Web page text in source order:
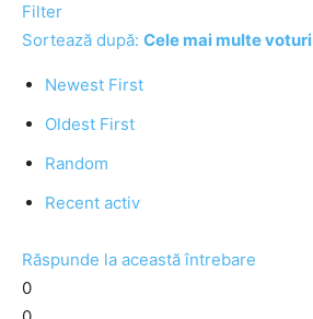
Filter
Sortează după: Cele mai multe voturi
Newest First
Oldest First
Random
Recent activ
Răspunde la această întrebare
0